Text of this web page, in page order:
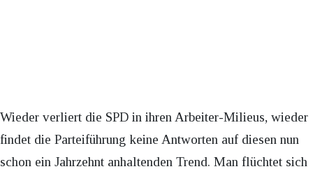
Wieder verliert die SPD in ihren Arbeiter-Milieus, wieder
findet die Parteiführung keine Antworten auf diesen nun
schon ein Jahrzehnt anhaltenden Trend. Man flüchtet sich